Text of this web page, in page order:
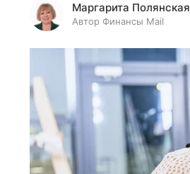
Маргарита Полянская
Автор Финансы Mail